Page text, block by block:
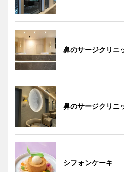
鼻のサージクリ
鼻のサージクリ
シフォンケーキ